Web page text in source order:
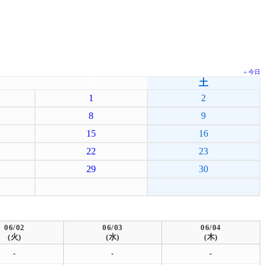
» 今日
土
1
2
8
9
15
16
22
23
29
30
06/02
(火)
06/03
(水)
06/04
(木)
-
- -